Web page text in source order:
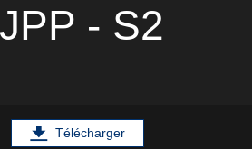
- S2
Télécharger